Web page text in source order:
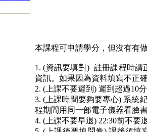
本課程可申請學分，但沒有有
1. (資訊要填對) 註冊課程時請
資訊。如果因為資料填寫不正
2. (上課不要遲到) 遲到超過10
3. (上課時間要夠要專心) 系統
程期間用同一部電子儀器看臉
4. (上課不要早退) 22:30前不要